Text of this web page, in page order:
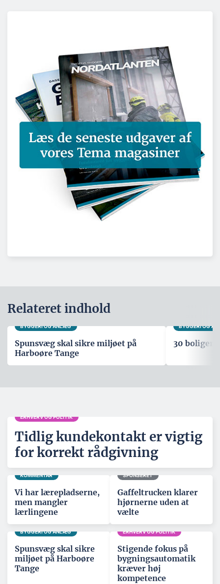
Relateret indhold
BYGGERI OG ANLÆG
Spunsvæg skal sikre miljøet på
Harboøre Tange
BYGGERI OG
30 boliger
ERHVERV OG POLITIK
Tidlig kundekontakt er vigtig
for korrekt rådgivning
KOMMENTAR
Vi har lærepladserne,
men mangler
lærlingene
SPONSERET
Gaffeltrucken klarer
hjørnerne uden at
vælte
BYGGERI OG ANLÆG
Spunsvæg skal sikre
miljøet på Harboøre
Tange
ERHVERV OG POLITIK
Stigende fokus på
bygningsautomatik
kræver høj
kompetence